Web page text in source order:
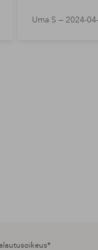
Uma S — 2024-